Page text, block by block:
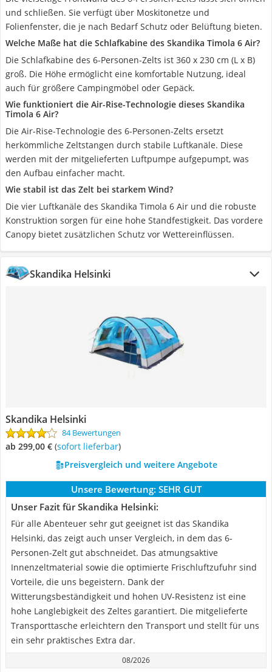
und schließen. Sie verfügt über Moskitonetze und
Folienfenster, die je nach Bedarf Schutz oder Belüftung bieten.
Welche Maße hat die Schlafkabine des Skandika Timola 6 Air?
Die Schlafkabine des 6-Personen-Zelts ist 360 x 230 cm (L x B)
groß. Die Höhe ermöglicht eine komfortable Nutzung, ideal
auch für größere Campingmöbel oder Gepäck.
Wie funktioniert die Air-Rise-Technologie dieses Skandika
Timola 6 Air?
Die Air-Rise-Technologie des 6-Personen-Zelts ersetzt
herkömmliche Zeltstangen durch stabile Luftkanäle. Diese
werden mit der mitgelieferten Luftpumpe aufgepumpt, was
den Aufbau einfacher macht.
Wie stabil ist das Zelt bei starkem Wind?
Die vier Luftkanäle des Skandika Timola 6 Air und die robuste
Konstruktion sorgen für eine hohe Standfestigkeit. Das vordere
Canopy bietet zusätzlichen Schutz vor Wettereinflüssen.
Skandika Helsinki
Skandika Helsinki
84 Bewertungen
ab 299,00 € ( Sofort lieferbar)
Preisvergleich und weitere Angebote
Unsere Bewertung: SEHR GUT
Unser Fazit für Skandika Helsinki:
Für alle Abenteuer sehr gut geeignet ist das Skandika
Helsinki, das zeigt auch unser Vergleich, in dem das 6-
Personen-Zelt gut abschneidet. Das atmungsaktive
Innenzeltmaterial sowie die optimierte Frischluftzufuhr sind
Vorteile, die uns begeistern. Dank der
Witterungsbeständigkeit und hohen UV-Resistenz ist eine
hohe Langlebigkeit des Zeltes garantiert. Die mitgelieferte
Transporttasche erleichtern den Transport und stellt für uns
ein sehr praktisches Extra dar.
08/2026